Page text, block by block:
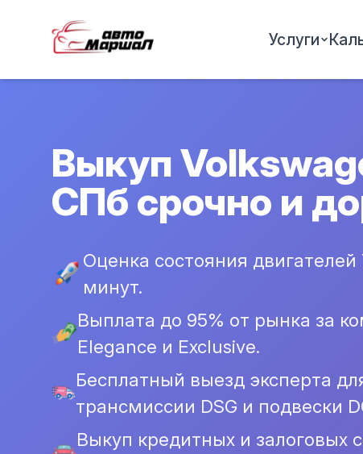
Услуги
Выкуп
СПб срочно и
Оценка состояния двигателей
минут.
Выплата до 95% от рынка за
Elegance и Exclusive.
Бесплатный выезд эксперта
трансмиссии DSG и подвески
Выкуп кредитных и залоговых